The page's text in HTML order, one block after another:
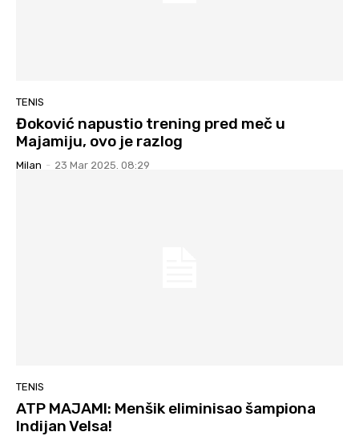
TENIS
Đoković napustio trening pred meč u
Majamiju, ovo je razlog
Milan - 23 Mar 2025. 08:29
TENIS
ATP MAJAMI: Menšik eliminisao šampiona
Indijan Velsa!